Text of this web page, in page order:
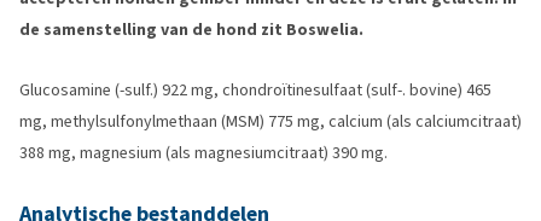
de samenstelling van de hond zit Boswelia.
Glucosamine (-sulf.) 922 mg, chondroïtinesulfaat (sulf-. bovine) 465
mg, methylsulfonylmethaan (MSM) 775 mg, calcium (als calciumcitraat)
388 mg, magnesium (als magnesiumcitraat) 390 mg.
Analytische bestanddelen